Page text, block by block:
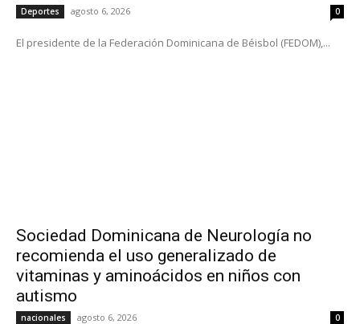
Deportes agosto 6, 2026 0
El presidente de la Federación Dominicana de Béisbol (FEDOM),...
Sociedad Dominicana de Neurología no
recomienda el uso generalizado de
vitaminas y aminoácidos en niños con
autismo
nacionales agosto 6, 2026 0